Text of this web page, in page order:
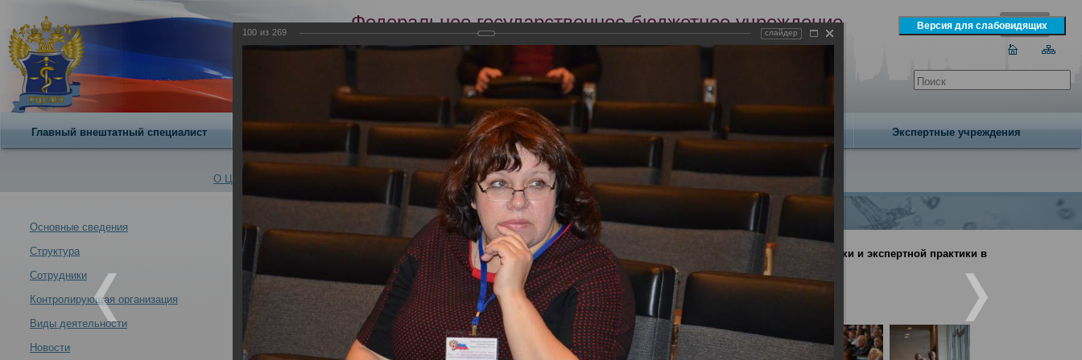
Федеральное государственное бюджетное учреждение
Российский центр судебно-медицинской экспертизы
Минздрава России
Сегодня 7 августа 2026 года
Главный внештатный специалист О центре Научная деятельность Экспертиза Образование Экспертные учреждения
О Центре -
VII Всероссийский съезд судебных медиков "Задачи
Основные сведения
Структура
Сотрудники
Контролирующая организация
Виды деятельности
Новости
VII Всероссийский съезд судебных медиков "Задачи и пути совершенствования судебно-медицинской науки и экспертной практики в
современных условиях"
21.10.2013
Москва 21-24 октября 2013 года
100 из 269 слайдер